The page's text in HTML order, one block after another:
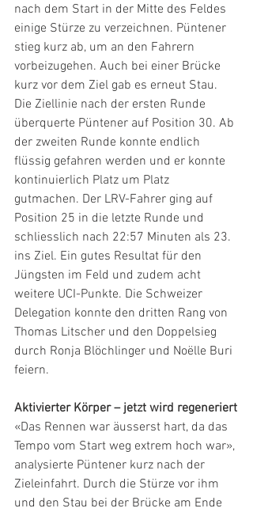
nach dem Start in der Mitte des Feldes
einige Stürze zu verzeichnen. Püntener
stieg kurz ab, um an den Fahrern
vorbeizugehen. Auch bei einer Brücke
kurz vor dem Ziel gab es erneut Stau.
Die Ziellinie nach der ersten Runde
überquerte Püntener auf Position 30. Ab
der zweiten Runde konnte endlich
flüssig gefahren werden und er konnte
kontinuierlich Platz um Platz
gutmachen. Der LRV-Fahrer ging auf
Position 25 in die letzte Runde und
schliesslich nach 22:57 Minuten als 23.
ins Ziel. Ein gutes Resultat für den
Jüngsten im Feld und zudem acht
weitere UCI-Punkte. Die Schweizer
Delegation konnte den dritten Rang von
Thomas Litscher und den Doppelsieg
durch Ronja Blöchlinger und Noëlle Buri
feiern.
Aktivierter Körper – jetzt wird regeneriert
«Das Rennen war äusserst hart, da das
Tempo vom Start weg extrem hoch war»,
analysierte Püntener kurz nach der
Zieleinfahrt. Durch die Stürze vor ihm
und den Stau bei der Brücke am Ende